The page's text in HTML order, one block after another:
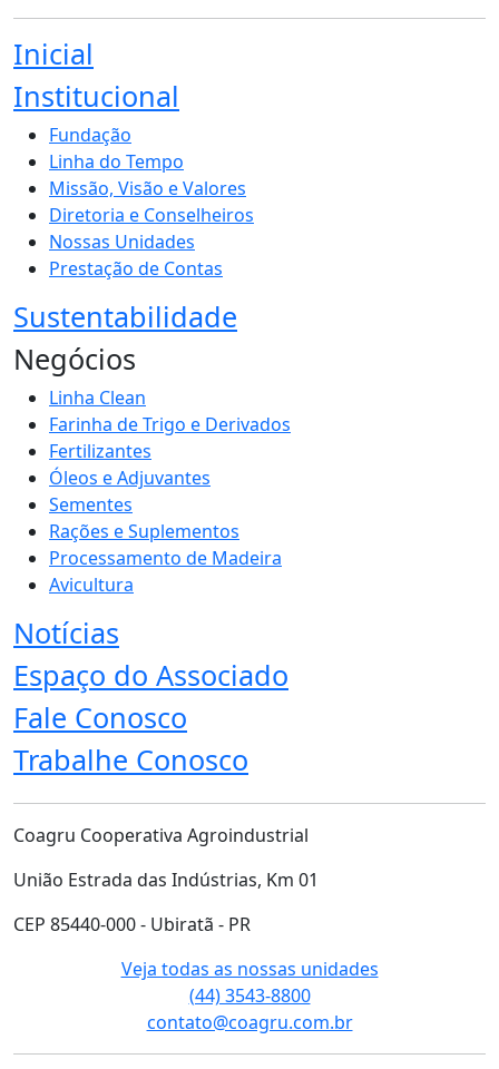
Inicial
Institucional
Fundação
Linha do Tempo
Missão, Visão e Valores
Diretoria e Conselheiros
Nossas Unidades
Prestação de Contas
Sustentabilidade
Negócios
Linha Clean
Farinha de Trigo e Derivados
Fertilizantes
Óleos e Adjuvantes
Sementes
Rações e Suplementos
Processamento de Madeira
Avicultura
Notícias
Espaço do Associado
Fale Conosco
Trabalhe Conosco
Coagru Cooperativa Agroindustrial
União Estrada das Indústrias, Km 01
CEP 85440-000 - Ubiratã - PR
Veja todas as nossas unidades
(44) 3543-8800
contato@coagru.com.br